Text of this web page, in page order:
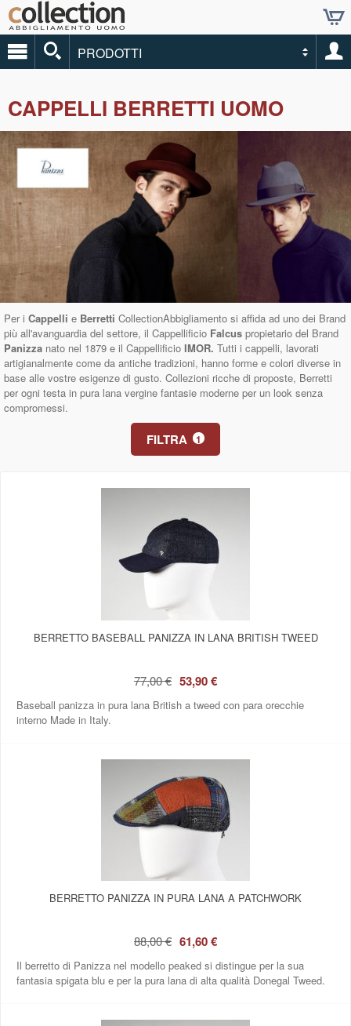
PRODOTTI
CAPPELLI BERRETTI UOMO
Per i Cappelli e Berretti CollectionAbbigliamento si affida ad uno dei Brand
più all'avanguardia del settore, il Cappellificio Falcus propietario del Brand
Panizza nato nel 1879 e il Cappellificio IMOR. Tutti i cappelli, lavorati
artigianalmente come da antiche tradizioni, hanno forme e colori diverse in
base alle vostre esigenze di gusto. Collezioni ricche di proposte, Berretti
per ogni testa in pura lana vergine fantasie moderne per un look senza
compromessi.
FILTRA 1
BERRETTO BASEBALL PANIZZA IN LANA BRITISH TWEED
77,00 € 53,90 €
Baseball panizza in pura lana British a tweed con para orecchie
interno Made in Italy.
BERRETTO PANIZZA IN PURA LANA A PATCHWORK
88,00 € 61,60 €
Il berretto di Panizza nel modello peaked si distingue per la sua
fantasia spigata blu e per la pura lana di alta qualità Donegal Tweed.